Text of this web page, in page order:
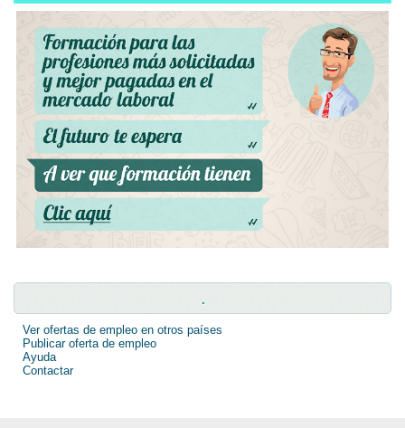
.
Ver ofertas de empleo en otros países
Publicar oferta de empleo
Ayuda
Contactar